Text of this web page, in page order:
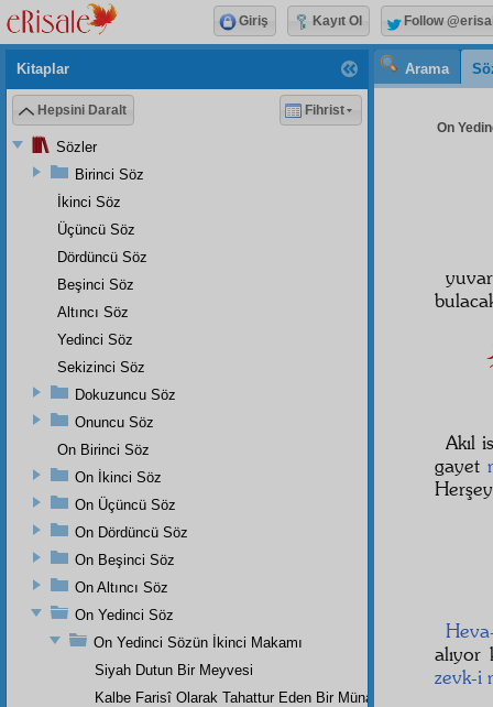
Arama
On
Akıl
gayet
zevk-i
Kitaplar
Hepsini Daralt Fihrist
Sözler
Birinci Söz
İkinci Söz
Üçüncü Söz
Dördüncü Söz
Beşinci Söz
Altıncı Söz
Yedinci Söz
Sekizinci Söz
Dokuzuncu Söz
Onuncu Söz
On Birinci Söz
On İkinci Söz
On Üçüncü Söz
On Dördüncü Söz
On Beşinci Söz
On Altıncı Söz
On Yedinci Söz
On Yedinci Sözün İkinci Makamı
Siyah Dutun Bir Meyvesi
Kalbe Farisî Olarak Tahattur Eden Bir Münacat
Giriş Kayıt Ol Follow